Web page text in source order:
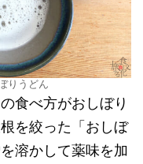
りうどん
食べ方がおしぼり
を絞った「おしぼ
溶かして薬味を加